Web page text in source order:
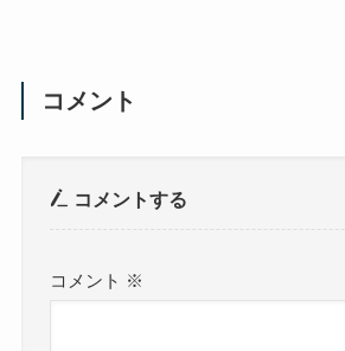
コメント
コメントする
コメント ※